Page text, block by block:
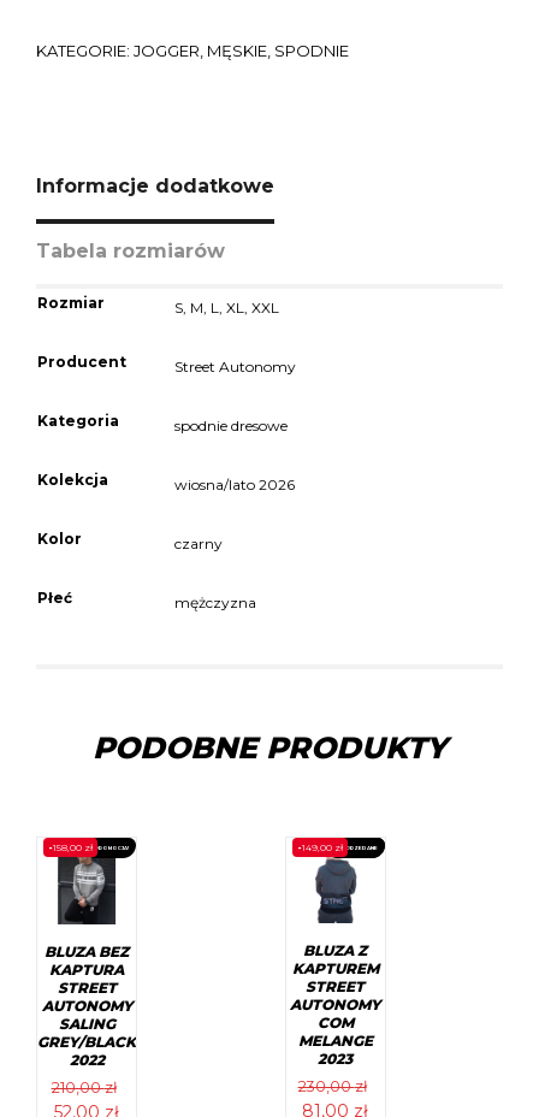
KATEGORIE: JOGGER MĘSKIE SPODNIE
Informacje dodatkowe
Tabela rozmiarów
Rozmiar S M L ,XL ,XXL
Producent Street Autonomy
Kategoria spodnie dresowe
Kolekcja wiosna/lato 2026
Kolor czarny
Płeć mężczyzna
PODOBNE PRODUKTY
PROMOCJA!
-158,00 zł
BLUZA BEZ
KAPTURA
STREET
AUTONOMY
SALING
GREY/BLACK
2022
210,00zł
Pierwotna
52,00 złAktualna
PROMOCJA!
WYPRZEDANE
-149,00 zł
BLUZA Z
KAPTUREM
STREET
AUTONOMY
COM
MELANGE
2023
230,00zł
Pierwotna
81,00 złAktualna